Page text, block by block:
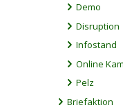
Demo
Disruption
Infostand
Online
Pelz
Briefaktion